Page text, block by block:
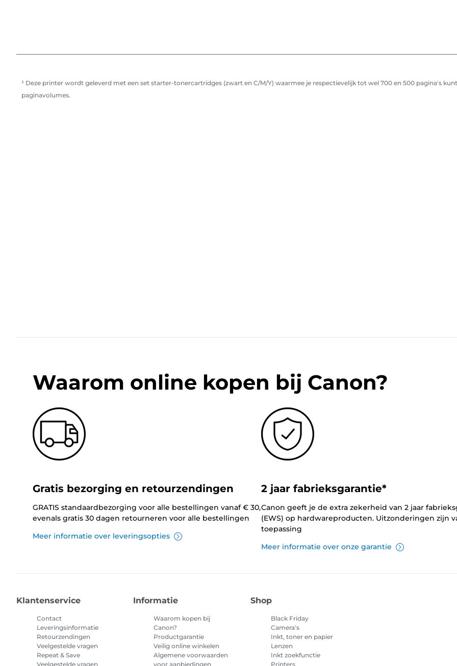
¹ Deze printer wordt geleverd met een set starter-tonercartridges (zwart en C/M/Y) waarmee je respectievelijk tot wel 700 en 500 pagina's
paginavolumes.
Waarom online kopen bij Canon?
Gratis bezorging en retourzendingen
GRATIS standaardbezorging voor alle bestellingen vanaf € 30,
evenals gratis 30 dagen retourneren voor alle bestellingen
Meer informatie over leveringsopties
2 jaar fabrieksgarantie*
Canon geeft je de extra zekerheid van 2 jaar
(EWS) op hardwareproducten. Uitzonderingen zijn
toepassing
Meer informatie over onze garantie
Klantenservice
Contact
Leveringsinformatie
Retourzendingen
Veelgestelde vragen
Repeat & Save
Veelgestelde vragen
Informatie
Waarom kopen bij
Canon?
Productgarantie
Veilig online winkelen
Algemene voorwaarden
voor aanbiedingen
Shop
Black Friday
Camera's
Inkt, toner en papier
Lenzen
Inkt zoekfunctie
Printers